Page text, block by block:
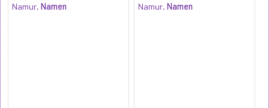
Namur, Namen
Namur,Namen